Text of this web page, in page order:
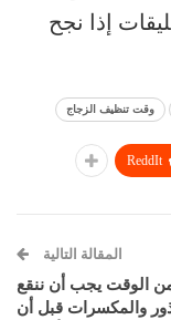
إذا نجح
وقت تنظيف الزجاج
ReddIt
المقالة التالية
الوقت يجب أن ننقع
والمكسرات قبل أن